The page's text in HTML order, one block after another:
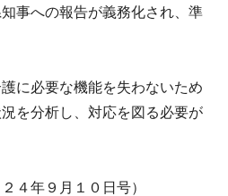
事への報告が義務化され、準
に必要な機能を失わないため
を分析し、対応を図る必要が
４年９月１０日号）